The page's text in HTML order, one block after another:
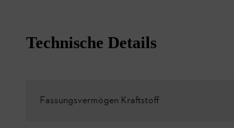
Technische Details
Fassungsvermögen Kraftstoff